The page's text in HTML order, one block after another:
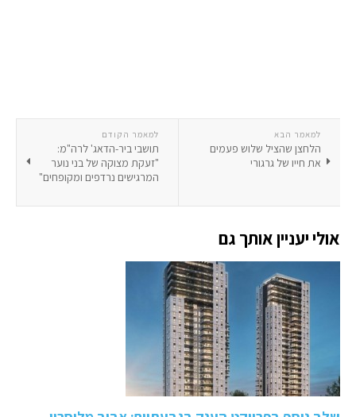
למאמר הקודם
תושבי ביר-הדאג' לרה"מ:
"זעקת מצוקה של בני נוער
המרגישים נרדפים ומקופחים"
למאמר הבא
הלחצן שהציל שלוש פעמים
את חייו של גרגורי
אולי יעניין אותך גם